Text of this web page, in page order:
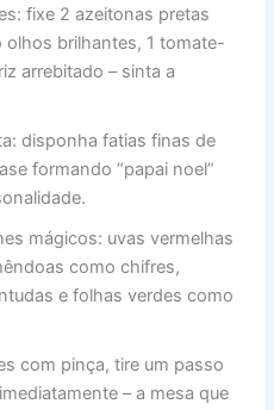
fixe 2 azeitonas pretas
brilhantes, 1 tomate-
arrebitado – sinta a
disponha fatias finas de
formando “papai noel”
mágicos: uvas vermelhas
como chifres,
e folhas verdes como
com pinça, tire um passo
– a mesa que